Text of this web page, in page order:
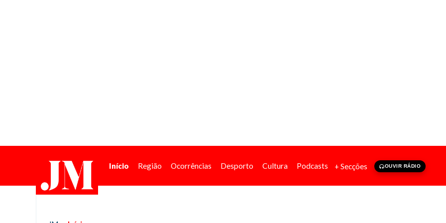
Início Região Ocorrências Desporto Cultura Podcasts + Secções OUVIR RÁDIO